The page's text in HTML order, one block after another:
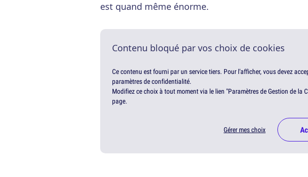
est quand même énorme.
Contenu bloqué par vos choix de cookies
Ce contenu est fourni par un service tiers. Pour l'afficher, vous devez
paramètres de confidentialité.
Modifiez ce choix à tout moment via le lien "Paramètres de Gestion de la
page.
Gérer mes choix